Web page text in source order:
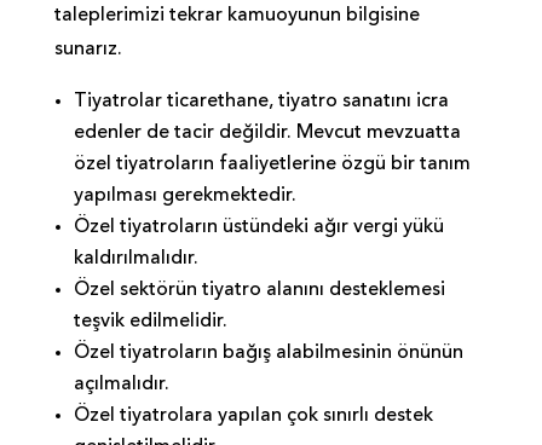
taleplerimizi tekrar kamuoyunun bilgisine
sunarız.
Tiyatrolar ticarethane, tiyatro sanatını icra
edenler de tacir değildir. Mevcut mevzuatta
özel tiyatroların faaliyetlerine özgü bir tanım
yapılması gerekmektedir.
Özel tiyatroların üstündeki ağır vergi yükü
kaldırılmalıdır.
Özel sektörün tiyatro alanını desteklemesi
teşvik edilmelidir.
Özel tiyatroların bağış alabilmesinin önünün
açılmalıdır.
Özel tiyatrolara yapılan çok sınırlı destek